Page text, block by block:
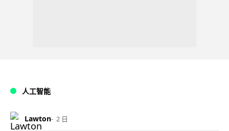
人工智能
Lawton 2 日